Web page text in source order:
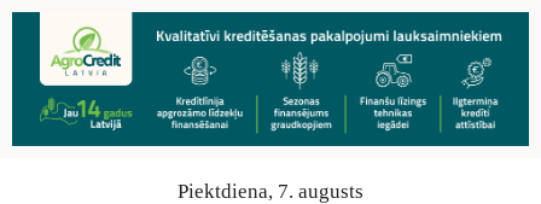
Piektdiena, 7. augusts